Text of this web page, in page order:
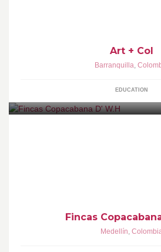
Art + Col
Barranquilla,
EDUCATION
Fincas
Medellín,